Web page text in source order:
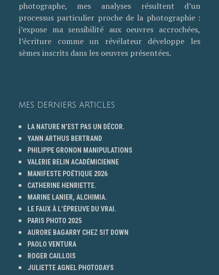
photographe, mes analyses résultent d’un
processus particulier proche de la photographie :
j’expose ma sensibilité aux oeuvres accrochées,
l’écriture comme un révélateur développe les
sèmes inscrits dans les oeuvres présentées.
MES DERNIERS ARTICLES
LA NATURE N’EST PAS UN DÉCOR.
YANN ARTHUS BERTRAND
PHILIPPE GRONON MANIPULATIONS
VALERIE BELIN ACADÉMICIENNE
MANIFESTE POÉTIQUE 2026
CATHERINE HENRIETTE.
MARINE LANIER, ALCHIMIA.
LE FAUX À L’ÉPREUVE DU VRAI.
PARIS PHOTO 2025
AURORE BAGARRY CHEZ SIT DOWN
PAOLO VENTURA
ROGER CAILLOIS
JULIETTE AGNEL PHOTODAYS